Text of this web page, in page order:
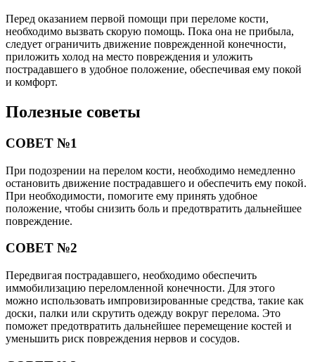
Перед оказанием первой помощи при переломе кости,
необходимо вызвать скорую помощь. Пока она не прибыла,
следует ограничить движение поврежденной конечности,
приложить холод на место повреждения и уложить
пострадавшего в удобное положение, обеспечивая ему покой
и комфорт.
Полезные советы
СОВЕТ №1
При подозрении на перелом кости, необходимо немедленно
остановить движение пострадавшего и обеспечить ему покой.
При необходимости, помогите ему принять удобное
положение, чтобы снизить боль и предотвратить дальнейшее
повреждение.
СОВЕТ №2
Передвигая пострадавшего, необходимо обеспечить
иммобилизацию переломленной конечности. Для этого
можно использовать импровизированные средства, такие как
доски, палки или скрутить одежду вокруг перелома. Это
поможет предотвратить дальнейшее перемещение костей и
уменьшить риск повреждения нервов и сосудов.